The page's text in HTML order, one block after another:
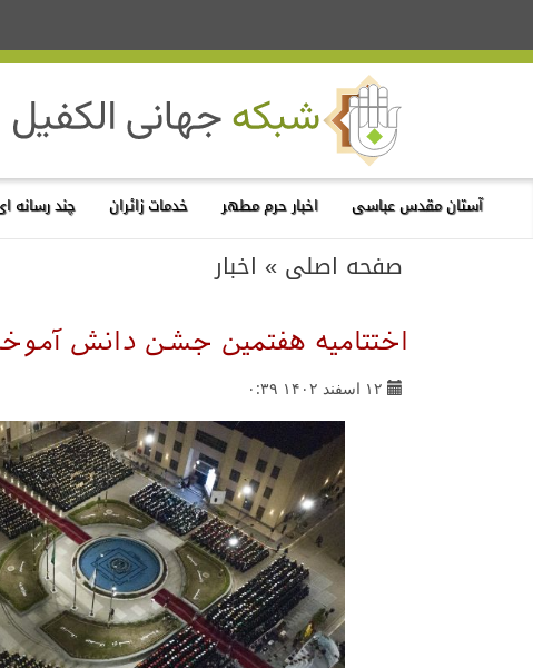
آستان مقدس عباسی اخبار حرم مطهر خدمات زائران چند رسانه
صفحه اصلی » اخبار
اختتامیه هفتمین جشن دانش
۱۲ اسفند ۱۴۰۲ ۰:۳۹